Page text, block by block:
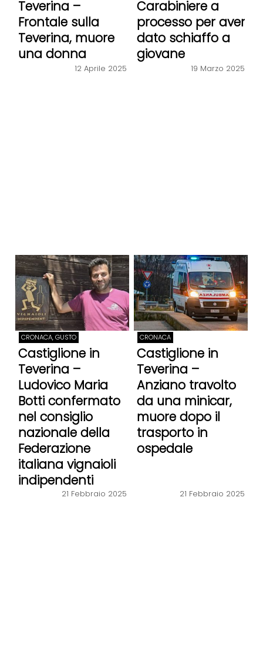
Teverina –
Frontale sulla
Teverina, muore
una donna
12 Aprile 2025
Carabiniere a
processo per aver
dato schiaffo a
giovane
19 Marzo 2025
CRONACA, GUSTO
Castiglione in
Teverina –
Ludovico Maria
Botti confermato
nel consiglio
nazionale della
Federazione
italiana vignaioli
indipendenti
21 Febbraio 2025
CRONACA
Castiglione in
Teverina –
Anziano travolto
da una minicar,
muore dopo il
trasporto in
ospedale
21 Febbraio 2025